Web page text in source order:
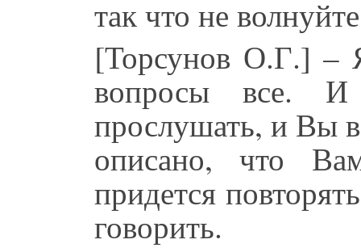
так что не
[Торсунов О.Г.] –
вопросы все.
прослушать, и Вы
описано, что
придется
говорить.